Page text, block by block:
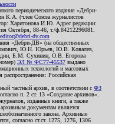
периодического издания «Дебри-
К.А. (член Союза журналистов
Харитонова И.Ю. Адрес редакции:
Октября, 88-46, т./ф.84212296081.
editor@debri-dv.com
«Дебри-ДВ» (на общественных
Ю.Н. Юрьев, Ю.В. Ковалев,
Б.М. Сухинин, О.В. Егорова
ЭЛ № ФС77-45537 выдано
технологий и массовых
Российская
частный архив, в соответствии с ФЗ
п. 2 ст. 13 «Создание архивов».
изданные книги, а также
документам является
закона. Архивные
согласно ст.ст. 1275, 1276, 1306